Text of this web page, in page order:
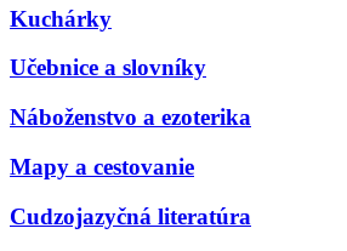
Kuchárky
Učebnice a slovníky
Náboženstvo a ezoterika
Mapy a cestovanie
Cudzojazyčná literatúra